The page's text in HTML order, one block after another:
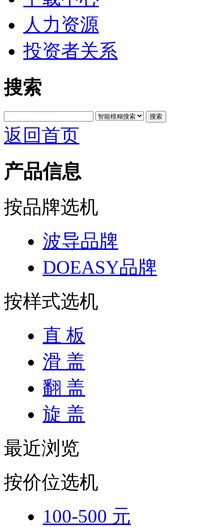
人力资源
投资者关系
搜索
搜索
返回首页
产品信息
按品牌选机
波导品牌
DOEASY品牌
按样式选机
直 板
滑 盖
翻 盖
旋 盖
最近浏览
按价位选机
100-500 元